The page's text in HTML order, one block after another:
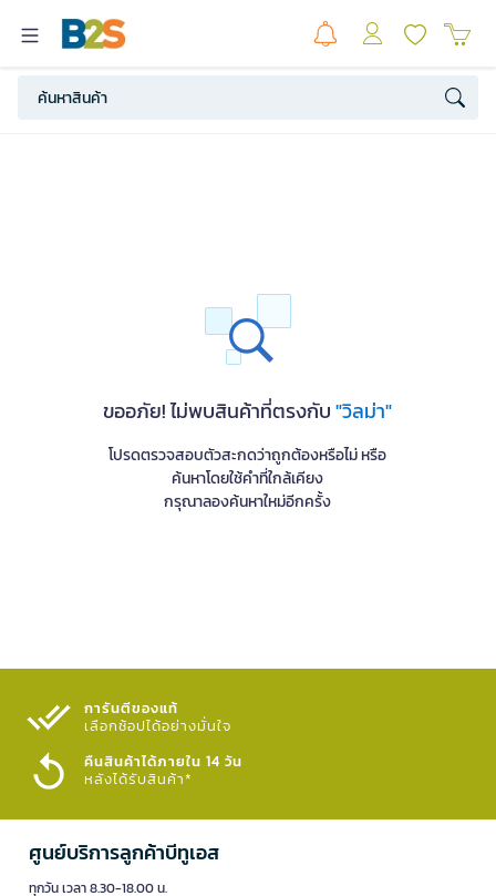
ขออภัย! ไม่พบสินค้าที่ตรงกับ"วิลม่า"
โปรดตรวจสอบตัวสะกดว่าถูกต้องหรือไม่ หรือ
ค้นหาโดยใช้คำที่ใกล้เคียง
กรุณาลองค้นหาใหม่อีกครั้ง
การันตีของแท้
เลือกช้อปได้อย่างมั่นใจ​
คืนสินค้าได้ภายใน 14 วัน
หลังได้รับสินค้า*
ศูนย์บริการลูกค้าบีทูเอส
ทุกวัน เวลา 8.30-18.00 น.